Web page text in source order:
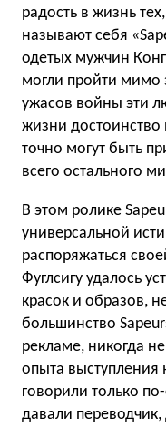
радость в жизнь
называют себя
одетых мужчин
могли пройти мимо
ужасов войны эти
жизни достоинство
точно могут быть
всего остального
В этом ролике
универсальной
распоряжаться
Фуглсигу удалось
красок и образов,
большинство
рекламе, никогда
опыта выступления
говорили только
давали